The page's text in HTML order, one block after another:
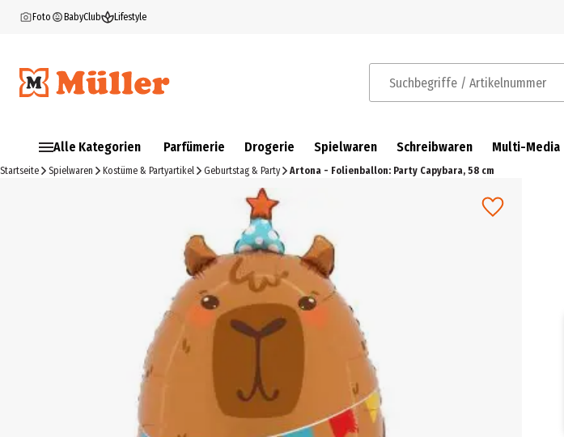
Foto BabyClub Lifestyle
Suchbegriffe / Artikelnummer
Alle Kategorien Parfümerie Drogerie Spielwaren Schreibwaren Multi-Media
Startseite Spielwaren Kostüme & Partyartikel Geburtstag & Party Artona - Folienballon: Party Capybara, 58 cm